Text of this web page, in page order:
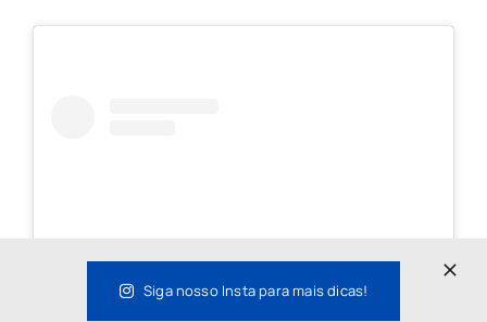
Siga nosso Insta para mais dicas!